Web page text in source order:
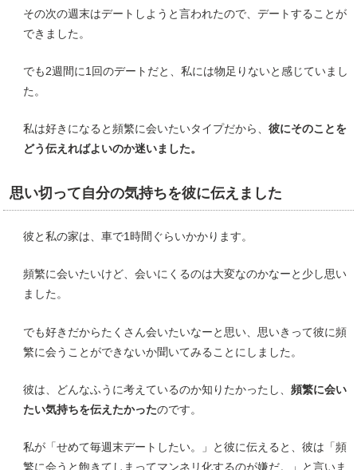
その次の週末はデートしようと言われたので、デートすることが
できました。
でも2週間に1回のデートだと、私には物足りないと感じていまし
た。
私は好きになると頻繁に会いたいタイプだから、 彼にそのことを
どう伝えればよいのか迷いました。
思い切って自分の気持ちを彼に伝えました
彼と私の家は、車で1時間ぐらいかかります。
頻繁に会いたいけど、会いにくるのは大変なのかなーと少し思い
ました。
でも好きだからたくさん会いたいなーと思い、思いきって彼に頻
繁に会うことができないか聞いてみることにしました。
彼は、どんなふうに考えているのか知りたかったし、 頻繁に会い
たい気持ちを伝えたかったのです。
私が「せめて毎週末デートしたい。」と彼に伝えると、彼は「頻
繁に会うと飽きてしまってマンネリ化するのが嫌だ。」と言いま